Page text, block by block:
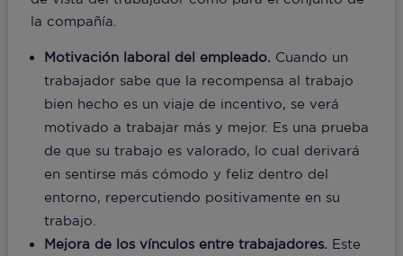
la compañía.
Motivación laboral del empleado. Cuando un
trabajador sabe que la recompensa al trabajo
bien hecho es un viaje de incentivo, se verá
motivado a trabajar más y mejor. Es una prueba
de que su trabajo es valorado, lo cual derivará
en sentirse más cómodo y feliz dentro del
entorno, repercutiendo positivamente en su
trabajo.
Mejora de los vínculos entre trabajadores. Este